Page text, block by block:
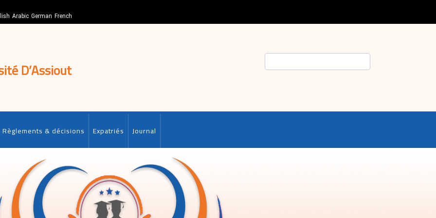
Arabic German French
D’Assiout
Règlements & décisions Expatriés Journal